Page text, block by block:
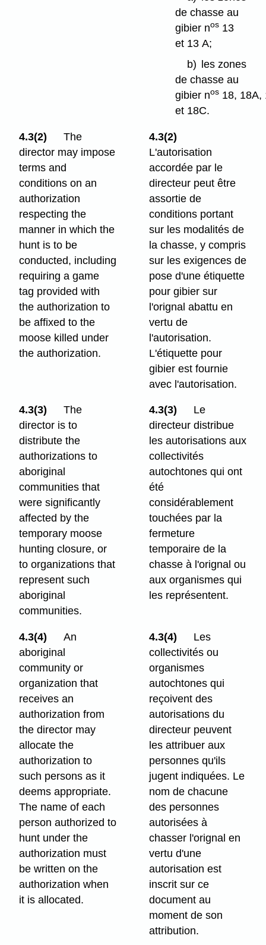
de chasse au
gibier nos 13
et 13 A;
b)
les zones
de chasse au
gibier nos 18, 18A,
et 18C.
4.3(2)
The
director may impose
terms and
conditions on an
authorization
respecting the
manner in which the
hunt is to be
conducted, including
requiring a game
tag provided with
the authorization to
be affixed to the
moose killed under
the authorization.
4.3(2)
L'autorisation
accordée par le
directeur peut être
assortie de
conditions portant
sur les modalités de
la chasse, y compris
sur les exigences de
pose d'une étiquette
pour gibier sur
l'orignal abattu en
vertu de
l'autorisation.
L'étiquette pour
gibier est fournie
avec l'autorisation.
4.3(3)
The
director is to
distribute the
authorizations to
aboriginal
communities that
were significantly
affected by the
temporary moose
hunting closure, or
to organizations that
represent such
aboriginal
communities.
4.3(3)
Le
directeur distribue
les autorisations aux
collectivités
autochtones qui ont
été
considérablement
touchées par la
fermeture
temporaire de la
chasse à l'orignal ou
aux organismes qui
les représentent.
4.3(4)
An
aboriginal
community or
organization that
receives an
authorization from
the director may
allocate the
authorization to
such persons as it
deems appropriate.
The name of each
person authorized to
hunt under the
authorization must
be written on the
authorization when
it is allocated.
4.3(4)
Les
collectivités ou
organismes
autochtones qui
reçoivent des
autorisations du
directeur peuvent
les attribuer aux
personnes qu'ils
jugent indiquées. Le
nom de chacune
des personnes
autorisées à
chasser l'orignal en
vertu d'une
autorisation est
inscrit sur ce
document au
moment de son
attribution.